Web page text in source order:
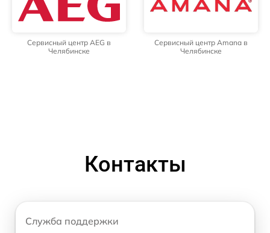
Сервисный центр AEG в
Челябинске
Сервисный центр Amana в
Челябинске
Контакты
Служба поддержки